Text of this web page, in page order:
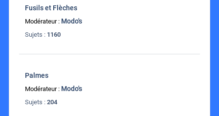
Fusils et Flèches
Modérateur : Modo's
Sujets : 1160
Palmes
Modérateur : Modo's
Sujets : 204